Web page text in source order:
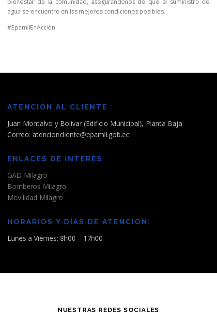
bienestar de la comunidad, asegurándonos de que el suministro de
agua se encuentre en las mejores condiciones posibles.
#EpamilEnAcción
ATENCIÓN AL CLIENTE
Juan Montalvo y Bolivar (Edificio Municipal), Planta Baja
Correo: atencioncliente@epamil.gob.ec
ENLACES DE INTERÉS
GAD Milagro
Bomberos Milagro
Movilidad Milagro
HORARIOS Y DÍAS DE ATENCIÓN:
Lunes a Viernes: 8h00 – 17h00
NUESTRAS REDES SOCIALES